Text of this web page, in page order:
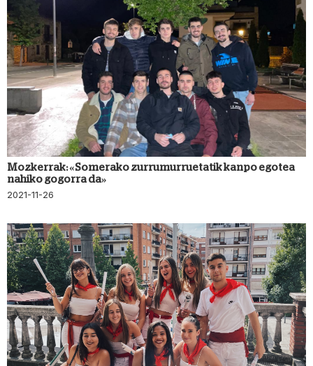
Mozkerrak: «Somerako zurrumurruetatik kanpo egotea
nahiko gogorra da»
2021-11-26